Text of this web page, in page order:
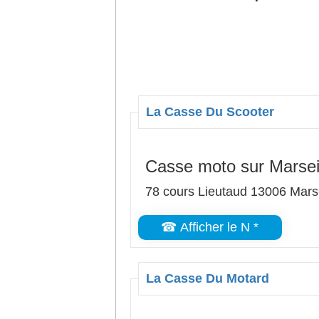
La Casse Du Scooter
Casse moto sur
78 cours Lieutaud 13006
☎ Afficher le N *
La Casse Du Motard